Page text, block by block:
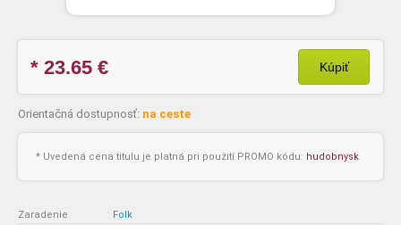
* 23.65 € Kúpiť
Orientačná dostupnosť: na ceste
* Uvedená cena titulu je platná pri použití PROMO kódu: hudobnysk
Zaradenie : Folk